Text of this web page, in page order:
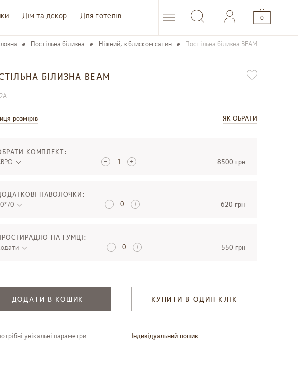
0
Дім та декор Для готелів
Постільна білизна Ніжний, з блиском сатин Постільна білизна BEAM
БІЛИЗНА BEAM
розмірів ЯК ОБРАТИ
КОМПЛЕКТ:
8500 грн
НАВОЛОЧКИ:
620 грн
НА ГУМЦІ:
550 грн
ДОДАТИ В КОШИК КУПИТИ В ОДИН КЛІК
унікальні параметри Індивідуальний пошив